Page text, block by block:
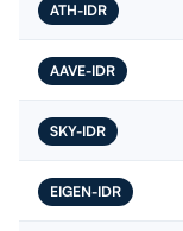
ATH-IDR
AAVE-IDR
SKY-IDR
EIGEN-IDR